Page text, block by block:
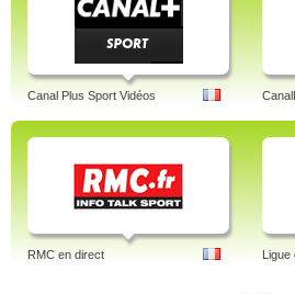
Canal Plus Sport Vidéos
RMC en direct Ligue